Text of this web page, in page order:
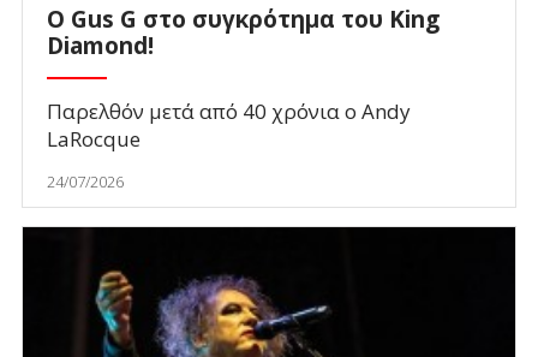
O Gus G στο συγκρότημα του King
Diamond!
Παρελθόν μετά από 40 χρόνια ο Andy
LaRocque
24/07/2026